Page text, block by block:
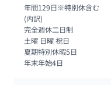
年間129日※特別休含む
(内訳)
完全週休二日制
土曜 日曜 祝日
夏期特別休暇5日
年末年始4日